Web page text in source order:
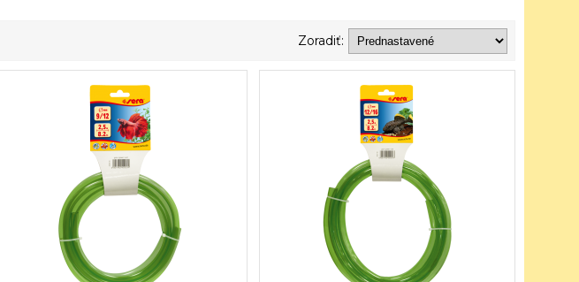
Zoradiť: